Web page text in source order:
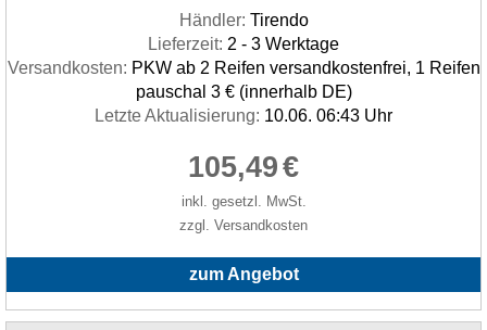
Händler: Tirendo
Lieferzeit: 2 - 3 Werktage
Versandkosten: PKW ab 2 Reifen versandkostenfrei, 1 Reifen
pauschal 3 € (innerhalb DE)
Letzte Aktualisierung: 10.06. 06:43 Uhr
105,49€
inkl. gesetzl. MwSt.
zzgl. Versandkosten
zum Angebot